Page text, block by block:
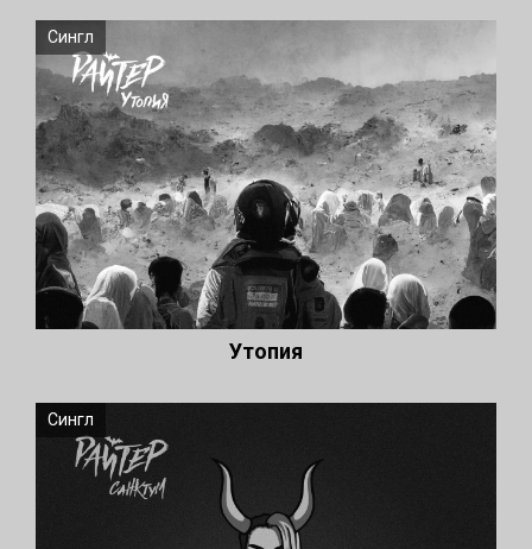
Сингл
Утопия
Сингл